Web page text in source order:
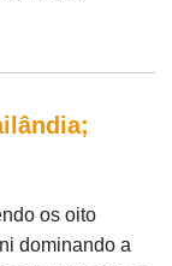
os oito
dominando a